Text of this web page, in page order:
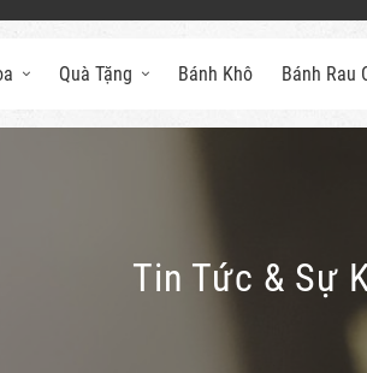
Quà Tặng Bánh Khô Bánh Rau
Tin Tức & Sự